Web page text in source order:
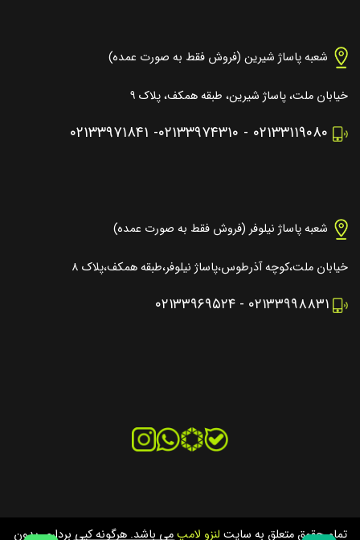
شعبه پاساژ شیرین (فروش فقط به صورت عمده)
خیابان ملت، پاساژ شیرین، طبقه همکف، پلاک ۹
۰۲۱۳۳۱۱۹۰۸۰ - ۰۲۱۳۳۹۷۴۳۱۰- ۰۲۱۳۳۹۷۱۸۴۱
شعبه پاساژ نیلوفر (فروش فقط به صورت عمده)
خیابان ملت،کوچه آذرطوس،پاساژ نیلوفر،طبقه همکف،پلاک ۸
۰۲۱۳۳۹۹۸۸۳۱ - ۰۲۱۳۳۹۶۹۵۲۴
تمام حقوق متعلق به سایت لنزو لامپمی باشد. هرگونه کپی برداری بدون